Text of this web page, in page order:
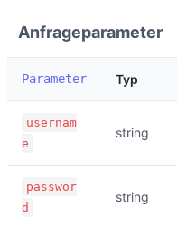
Anfrageparameter
Parameter Typ
usernam
e
string
passwor
d
string